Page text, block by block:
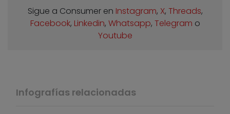
Sigue a Consumer en Instagram, X, Threads,
Facebook, Linkedin, Whatsapp, Telegram o
Youtube
Infografías relacionadas